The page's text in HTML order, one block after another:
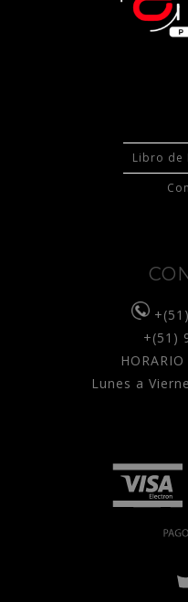
Libro de
+(51)
Lunes a